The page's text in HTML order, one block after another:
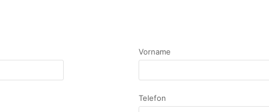
Vorname
Telefon